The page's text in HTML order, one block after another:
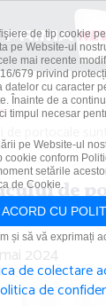
portocale sunt
de
măsuri
2024
de tip cookie
pe Website-ul
mai recente
679 privind
datelor cu caracter
Înainte de a
timpul necesar
pe Website-ul
cookie conform
setările
de Cookie.
CU
și să vă exprimați
de colectare
de